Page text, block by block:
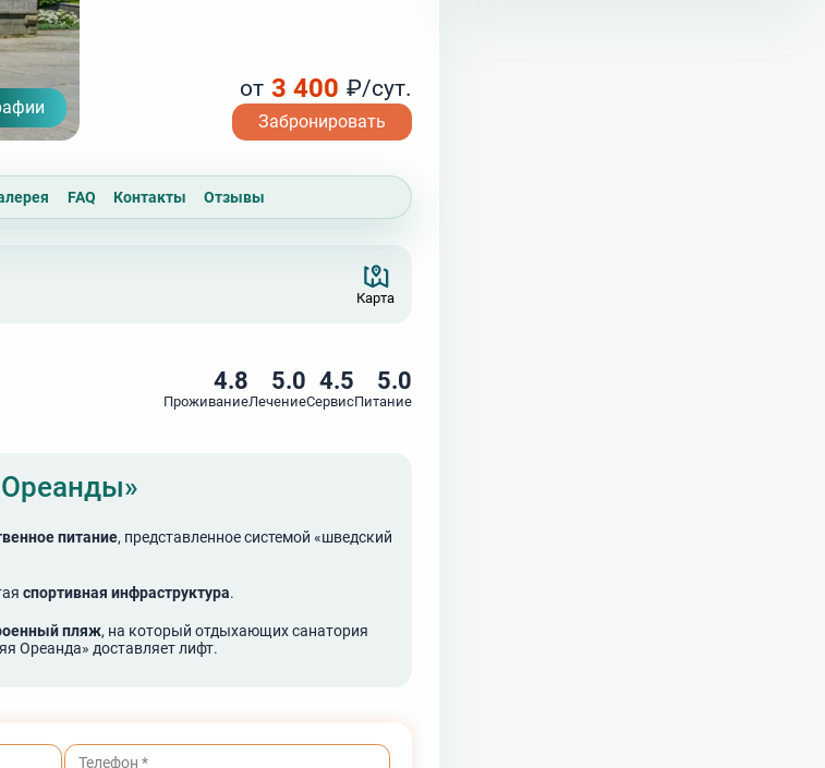
Забронировать
от 3 400 ₽/сут.
FAQ Контакты Отзывы
Карта
4.8
Проживание
5.0
Лечение
4.5
Сервис
5.0
Питание
питание, представленное системой «шведский
спортивная инфраструктура.
пляж, на который отдыхающих санатория
Ореанда» доставляет лифт.